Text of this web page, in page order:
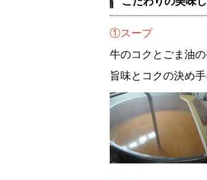
①スープ
牛のコクとごま油
旨味とコクの決め